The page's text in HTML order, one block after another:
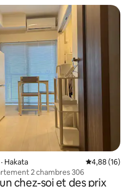
parc Oarai | Laveuse et sécheuse
Hakata Note
4,88 (16)
2 chambres 306
chez-soi et des prix